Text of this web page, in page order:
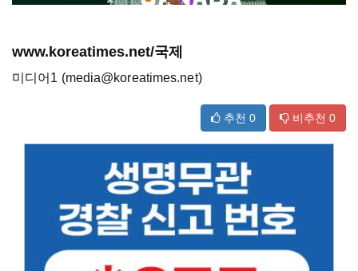
www.koreatimes.net/국제
미디어1 (media@koreatimes.net)
추천 0 비추천 0